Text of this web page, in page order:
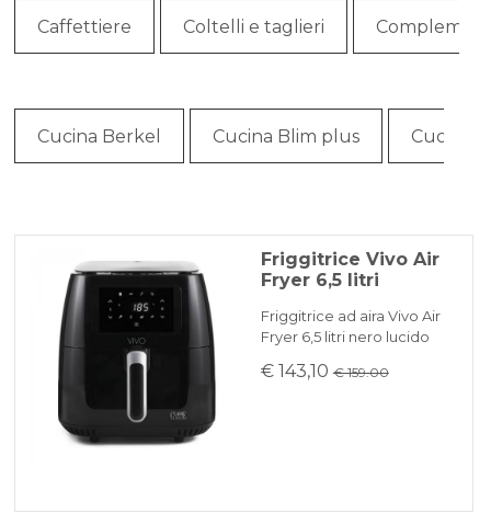
Caffettiere Coltelli e taglieri
Cucina Berkel Cucina Blim plus Cucina
Friggitrice Vivo Air
Fryer 6,5 litri
Friggitrice ad aira Vivo Air
Fryer 6,5 litri nero lucido
€ 143,10 € 159.00